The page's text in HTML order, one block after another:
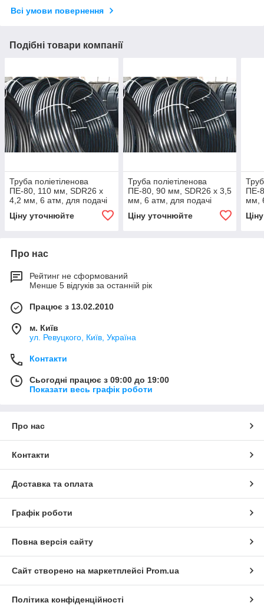
Всі умови повернення
Подібні товари компанії
Труба поліетіленова
ПЕ-80, 110 мм, SDR26 х
4,2 мм, 6 атм, для подачі
Ціну уточнюйте
Труба поліетіленова
ПЕ-80, 90 мм, SDR26 х 3,5
мм, 6 атм, для подачі
Ціну уточнюйте
ПЕ-
мм,
Про нас
Рейтинг не сформований
Менше 5 відгуків за останній рік
Працює з 13.02.2010
м. Київ
ул. Ревуцкого, Київ, Україна
Контакти
Сьогодні працює з 09:00 до 19:00
Показати весь графік роботи
Про нас
Контакти
Доставка та оплата
Графік роботи
Повна версія сайту
Сайт створено на маркетплейсі Prom.ua
Політика конфіденційності